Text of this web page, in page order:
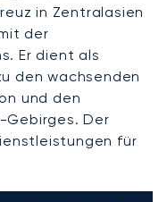
in Zentralasien
der
Er dient als
den wachsenden
und den
Der
für